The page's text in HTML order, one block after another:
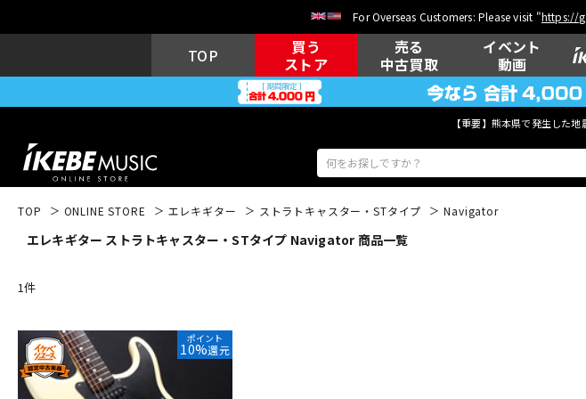
For Overseas Customers: Please visit "https://
TOP
買う
ストア
売る
中古買取
イベント
動画
【重要】熊本県で発生した
エレキギター アコギ/エレ
キーボード
TOP ONLINE STORE エレキギター ストラトキャスター・STタイプ Navigator
エレキギター ストラトキャスター・STタイプ Navigator 商品一覧
1件
ポイント
10%還元